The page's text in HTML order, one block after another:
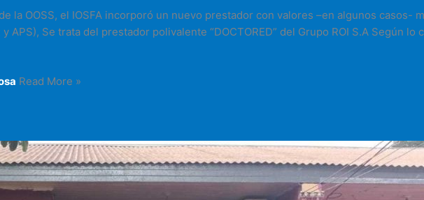
la OOSS, el IOSFA incorporó un nuevo prestador con valores –en algunos casos-
APS), Se trata del prestador polivalente “DOCTORED” del Grupo ROI S.A Según
Read More »